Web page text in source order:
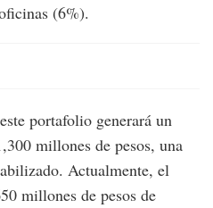
(6%).
portafolio generará un
millones de pesos, una
Actualmente, el
millones de pesos de